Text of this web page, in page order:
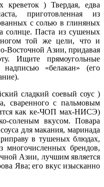
) Твердая, едва
приготовленная из
с солью в глиняных
солнце. Паста из сушеных
той же цели, что и
Восточной Азии, придавая
Ищите прямоугольные
«белакан» (его
сладкий соевый соус )
сваренного с пальмовым
как ке-ЧОП мах-НИСЭ)
соленым вкусом. Повара
для макания, маринада
в тушеных блюдах,
брендов,
Азии, лучшим является
Ява; его вкус изысканно